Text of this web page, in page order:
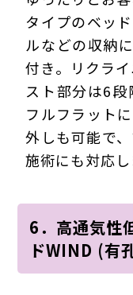
タイプのベッ
ルなどの収納
付き。リクラ
スト部分は6段
フルフラット
外しも可能で
施術にも対応し
6．高通気性
ドWIND (有